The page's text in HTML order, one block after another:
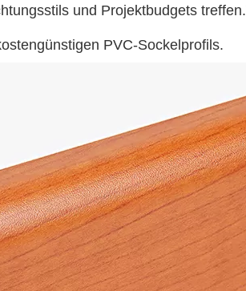
und Projektbudgets
PVC-Sockelprofils.